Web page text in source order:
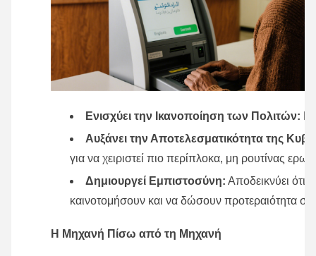
Ενισχύει την Ικανοποίηση των Πολιτών:
Αυξάνει την Αποτελεσματικότητα της
για να χειριστεί πιο περίπλοκα, μη ρουτίνας
Δημιουργεί Εμπιστοσύνη: Αποδεικνύει ότι
καινοτομήσουν και να δώσουν προτεραιότητα
Η Μηχανή Πίσω από τη Μηχανή